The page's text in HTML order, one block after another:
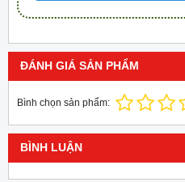
ĐÁNH GIÁ SẢN PHẨM
Bình chọn sản phẩm:
BÌNH LUẬN